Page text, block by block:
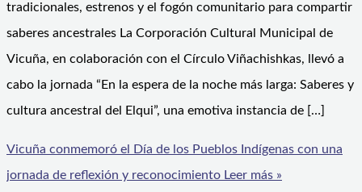
tradicionales, estrenos y el fogón comunitario para compartir
saberes ancestrales La Corporación Cultural Municipal de
Vicuña, en colaboración con el Círculo Viñachishkas, llevó a
cabo la jornada “En la espera de la noche más larga: Saberes y
cultura ancestral del Elqui”, una emotiva instancia de […]
Vicuña conmemoró el Día de los Pueblos Indígenas con una
jornada de reflexión y reconocimiento Leer más »